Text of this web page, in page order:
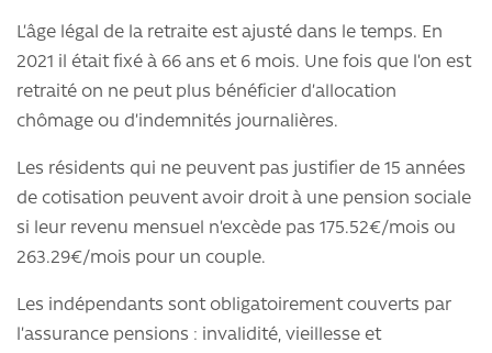
L’âge légal de la retraite est ajusté dans le temps. En
2021 il était fixé à 66 ans et 6 mois. Une fois que l’on est
retraité on ne peut plus bénéficier d’allocation
chômage ou d’indemnités journalières.
Les résidents qui ne peuvent pas justifier de 15 années
de cotisation peuvent avoir droit à une pension sociale
si leur revenu mensuel n’excède pas 175.52€/mois ou
263.29€/mois pour un couple.
Les indépendants sont obligatoirement couverts par
l’assurance pensions : invalidité, vieillesse et